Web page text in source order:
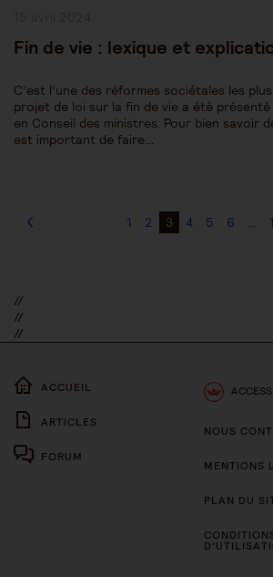
Fin de vie : lexique et
C’est l’une des réformes sociétales les
projet de loi sur la fin de vie a été
en Conseil des ministres. Pour bien savoir
est important de faire…
1 2 3 4 5 6 …
//
//
//
ACCUEIL
ARTICLES
FORUM
NOUS
MENTIONS
PLAN DU